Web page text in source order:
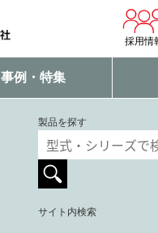
採用情
事例・特集
製品を探す
サイト内検索